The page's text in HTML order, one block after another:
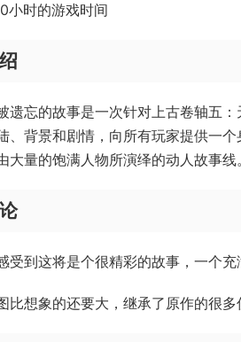
小时的游戏时间
遗忘的故事是一次针对上古卷轴五
、背景和剧情，向所有玩家提供一
大量的饱满人物所演绎的动人故事线。
受到这将是个很精彩的故事，一个充
比想象的还要大，继承了原作的很